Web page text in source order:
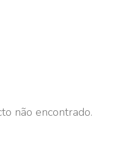
não encontrado.